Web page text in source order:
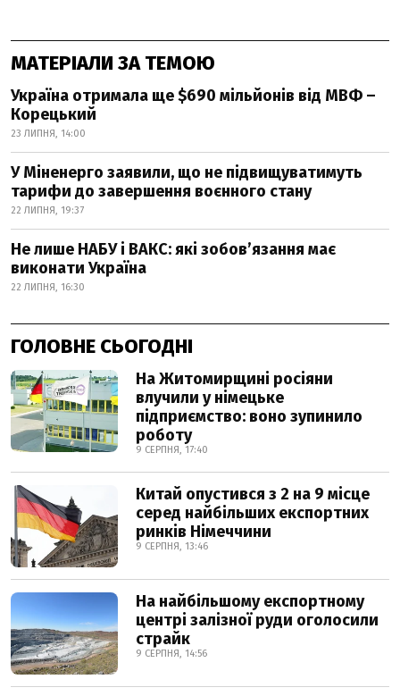
МАТЕРІАЛИ ЗА ТЕМОЮ
Україна отримала ще $690 мільйонів від МВФ –
Корецький
23 ЛИПНЯ, 14:00
У Міненерго заявили, що не підвищуватимуть
тарифи до завершення воєнного стану
22 ЛИПНЯ, 19:37
Не лише НАБУ і ВАКС: які зобов’язання має
виконати Україна
22 ЛИПНЯ, 16:30
ГОЛОВНЕ СЬОГОДНІ
На Житомирщині росіяни
влучили у німецьке
підприємство: воно зупинило
роботу
9 СЕРПНЯ, 17:40
Китай опустився з 2 на 9 місце
серед найбільших експортних
ринків Німеччини
9 СЕРПНЯ, 13:46
На найбільшому експортному
центрі залізної руди оголосили
страйк
9 СЕРПНЯ, 14:56